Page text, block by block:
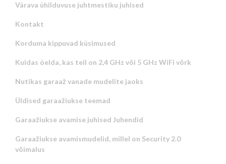
Värava ühilduvuse juhtmestiku juhised
Kontakt
Korduma kippuvad küsimused
Kuidas öelda, kas teil on 2,4 GHz või 5 GHz WiFi võrk
Nutikas garaaž vanade mudelite jaoks
Üldised garaažiukse teemad
Garaažiukse avamise juhised Juhendid
Garaažiukse avamismudelid, millel on Security 2.0
võimalus